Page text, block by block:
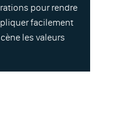
pour rendre
facilement
les valeurs